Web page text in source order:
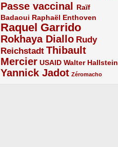
Passe vaccinal
4/5
Raïf
Badaoui
2/5 Raphaël Enthoven
2/5
Raquel Garrido
5/5
Rokhaya Diallo
4/5
Rudy
Reichstadt
3/5
Thibault
Mercier
4/5 USAID
2/5 Walter Hallstein
2/5
Yannick Jadot
4/5 Zéromacho
1/5